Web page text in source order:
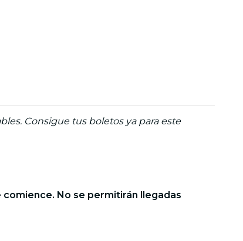
Consigue tus boletos ya para este
No se permitirán llegadas